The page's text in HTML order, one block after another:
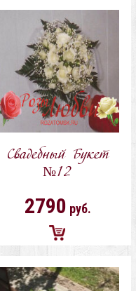
Свадебный Букет
№12
2790 руб.
Добавить
в
корзину